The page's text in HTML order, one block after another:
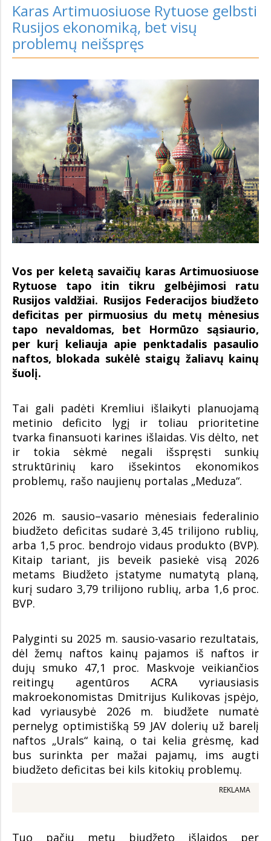
Karas Artimuosiuose Rytuose gelbsti
Rusijos ekonomiką, bet visų
problemų neišspręs
Vos per keletą savaičių karas Artimuosiuose
Rytuose tapo itin tikru gelbėjimosi ratu
Rusijos valdžiai. Rusijos Federacijos biudžeto
deficitas per pirmuosius du metų mėnesius
tapo nevaldomas, bet Hormūzo sąsiaurio,
per kurį keliauja apie penktadalis pasaulio
naftos, blokada sukėlė staigų žaliavų kainų
šuolį.
Tai gali padėti Kremliui išlaikyti planuojamą
metinio deficito lygį ir toliau prioritetine
tvarka finansuoti karines išlaidas. Vis dėlto, net
ir tokia sėkmė negali išspręsti sunkių
struktūrinių karo išsekintos ekonomikos
problemų, rašo naujienų portalas „Meduza“.
2026 m. sausio–vasario mėnesiais federalinio
biudžeto deficitas sudarė 3,45 trilijono rublių,
arba 1,5 proc. bendrojo vidaus produkto (BVP).
Kitaip tariant, jis beveik pasiekė visą 2026
metams Biudžeto įstatyme numatytą planą,
kurį sudaro 3,79 trilijono rublių, arba 1,6 proc.
BVP.
Palyginti su 2025 m. sausio-vasario rezultatais,
dėl žemų naftos kainų pajamos iš naftos ir
dujų smuko 47,1 proc. Maskvoje veikiančios
reitingų agentūros ACRA vyriausiasis
makroekonomistas Dmitrijus Kulikovas įspėjo,
kad vyriausybė 2026 m. biudžete numatė
pernelyg optimistišką 59 JAV dolerių už barelį
naftos „Urals“ kainą, o tai kelia grėsmę, kad
bus surinkta per mažai pajamų, ims augti
biudžeto deficitas bei kils kitokių problemų.
REKLAMA
Tuo pačiu metu biudžeto išlaidos per